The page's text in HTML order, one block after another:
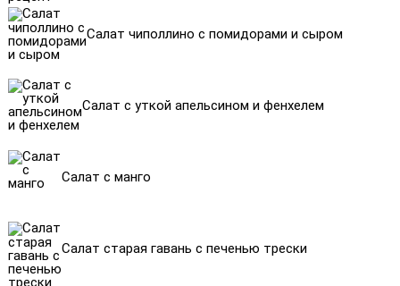
Салат чиполлино с помидорами и сыром
Салат с уткой апельсином и фенхелем
Салат с манго
Салат старая гавань с печенью трески